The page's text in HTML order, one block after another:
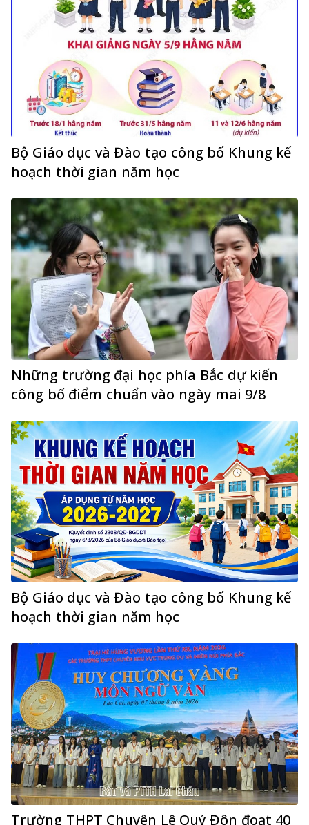
Bộ Giáo dục và Đào tạo công bố Khung kế
hoạch thời gian năm học
Những trường đại học phía Bắc dự kiến
công bố điểm chuẩn vào ngày mai 9/8
Bộ Giáo dục và Đào tạo công bố Khung kế
hoạch thời gian năm học
Trường THPT Chuyên Lê Quý Đôn đoạt 40